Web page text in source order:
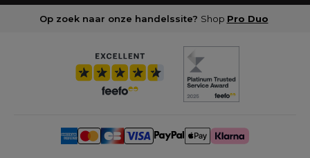
Op zoek naar onze handelssite? Shop Pro Duo